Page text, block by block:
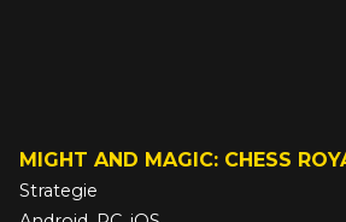
MIGHT AND MAGIC: CHESS
Strategie